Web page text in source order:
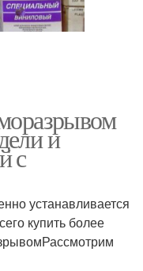
и
с
устанавливается
купить более